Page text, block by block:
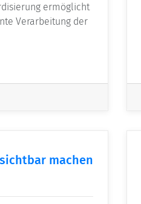
ermöglicht
Verarbeitung der
machen